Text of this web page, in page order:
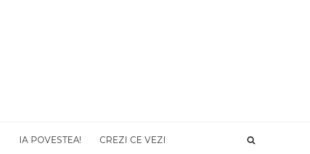
IA POVESTEA! CREZI CE VEZI